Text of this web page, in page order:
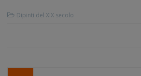
Dipinti del XIX secolo